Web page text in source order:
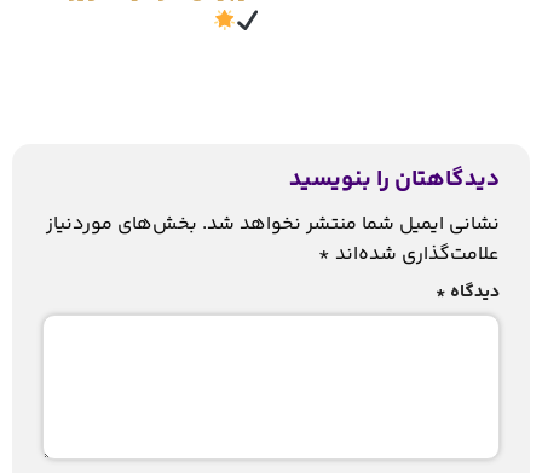
دیدگاهتان را بنویسید
نشانی ایمیل شما منتشر نخواهد شد. بخش‌های موردنیاز
علامت‌گذاری شده‌اند *
دیدگاه *